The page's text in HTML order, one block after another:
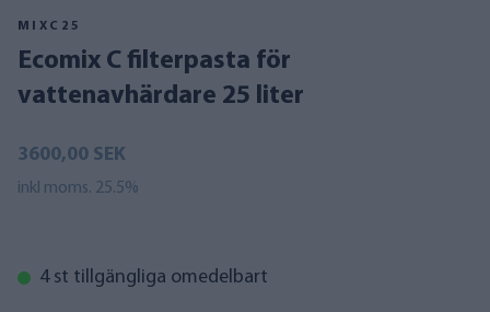
MIXC25
Ecomix C filterpasta för
vattenavhärdare 25 liter
3600,00 SEK
inkl moms. 25.5%
4 st tillgängliga omedelbart